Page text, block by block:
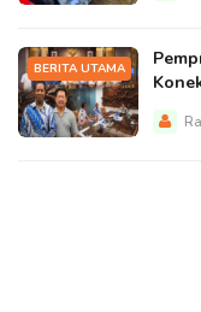
BERITA UTAMA